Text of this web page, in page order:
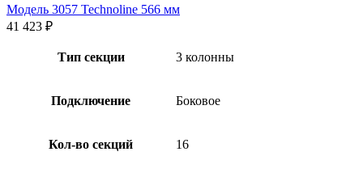
Модель 3057 Technoline 566 мм
41 423 ₽
Тип секции 3 колонны
Подключение Боковое
Кол-во секций 16